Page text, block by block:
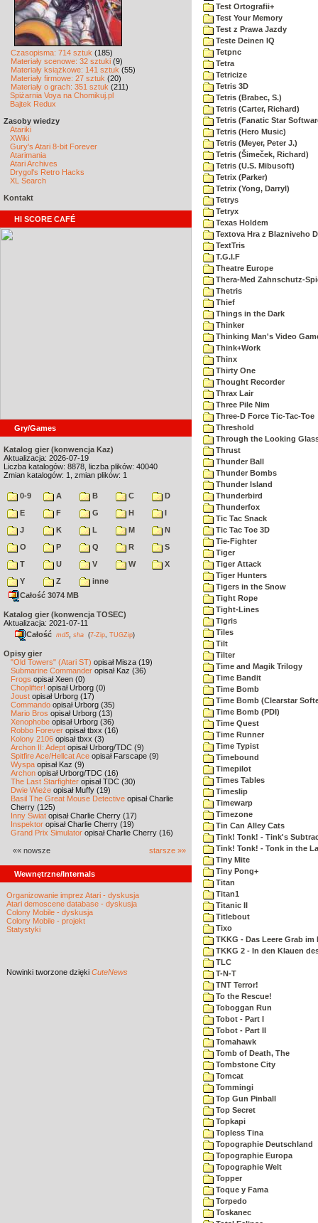
Czasopisma: 714 sztuk (185)
Materiały scenowe: 32 sztuki (9)
Materiały książkowe: 141 sztuk (55)
Materiały firmowe: 27 sztuk (20)
Materiały o grach: 351 sztuk (211)
Spiżarnia Voya na Chomikuj.pl
Bajtek Redux
Zasoby wiedzy
Atariki
XWiki
Gury's Atari 8-bit Forever
Atarimania
Atari Archives
Drygol's Retro Hacks
XL Search
Kontakt
HI SCORE CAFÉ
Gry/Games
Katalog gier (konwencja Kaz)
Aktualizacja: 2026-07-19
Liczba katalogów: 8878, liczba plików: 40040
Zmian katalogów: 1, zmian plików: 1
0-9 A B C
D
E
F G H
I
J
K L M
N
O
P Q R
S
T
U V W
X
Y
Z
inne
Całość 3074 MB
Katalog gier (konwencja TOSEC)
Aktualizacja: 2021-07-11
Całość md5 sha (7-Zip TUGZip)
Opisy gier
"Old Towers" (Atari ST) opisał Misza (19)
Submarine Commander opisał Kaz (36)
Frogs opisał Xeen (0)
Choplifter! opisał Urborg (0)
Joust opisał Urborg (17)
Commando opisał Urborg (35)
Mario Bros opisał Urborg (13)
Xenophobe opisał Urborg (36)
Robbo Forever opisał tbxx (16)
Kolony 2106 opisał tbxx (3)
Archon II: Adept opisał Urborg/TDC (9)
Spitfire Ace/Hellcat Ace opisał Farscape (9)
Wyspa opisał Kaz (9)
Archon opisał Urborg/TDC (16)
The Last Starfighter opisał TDC (30)
Dwie Wieże opisał Muffy (19)
Basil The Great Mouse Detective opisał Charlie
Cherry (125)
Inny Świat opisał Charlie Cherry (17)
Inspektor opisał Charlie Cherry (19)
Grand Prix Simulator opisał Charlie Cherry (16)
«« nowsze starsze »»
Wewnętrzne/Internals
Organizowanie imprez Atari - dyskusja
Atari demoscene database - dyskusja
Colony Mobile - dyskusja
Colony Mobile - projekt
Statystyki
Nowinki tworzone dzięki CuteNews
Test Ortografii+
Test Your Memory
Test z Prawa Jazdy
Teste Deinen IQ
Tetpnc
Tetra
Tetricize
Tetris 3D
Tetris (Brabec, S.)
Tetris (Carter, Richard)
Tetris (Fanatic Star
Tetris (Hero Music)
Tetris (Meyer, Peter J.)
Tetris (Šimeček, Richard)
Tetris (U.S. Mibusoft)
Tetrix (Parker)
Tetrix (Yong, Darryl)
Tetrys
Tetryx
Texas Holdem
Textova Hra z Blazniveho
TextTris
T.G.I.F
Theatre Europe
Thera-Med Zahnschutz-
Thetris
Thief
Things in the Dark
Thinker
Thinking Man's Video
Think+Work
Thinx
Thirty One
Thought Recorder
Thrax Lair
Three Pile Nim
Three-D Force Tic-Tac-Toe
Threshold
Through the Looking
Thrust
Thunder Ball
Thunder Bombs
Thunder Island
Thunderbird
Thunderfox
Tic Tac Snack
Tic Tac Toe 3D
Tie-Fighter
Tiger
Tiger Attack
Tiger Hunters
Tigers in the Snow
Tight Rope
Tight-Lines
Tigris
Tiles
Tilt
Tilter
Time and Magik Trilogy
Time Bandit
Time Bomb
Time Bomb (Clearstar
Time Bomb (PDI)
Time Quest
Time Runner
Time Typist
Timebound
Timepilot
Times Tables
Timeslip
Timewarp
Timezone
Tin Can Alley Cats
Tink! Tonk! - Tink's
Tink! Tonk! - Tonk in the
Tiny Mite
Tiny Pong+
Titan
Titan1
Titanic II
Titlebout
Tixo
TKKG - Das Leere Grab im
TKKG 2 - In den Klauen
TLC
T-N-T
TNT Terror!
To the Rescue!
Toboggan Run
Tobot - Part I
Tobot - Part II
Tomahawk
Tomb of Death, The
Tombstone City
Tomcat
Tommingi
Top Gun Pinball
Top Secret
Topkapi
Topless Tina
Topographie Deutschland
Topographie Europa
Topographie Welt
Topper
Toque y Fama
Torpedo
Toskanec